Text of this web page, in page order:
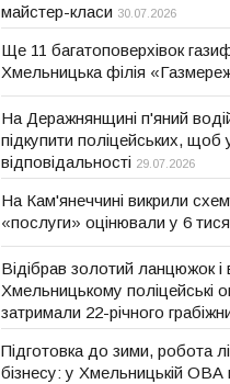
майстер-класи 30.07.2026
Ще 11 багатоповерхівок
Хмельницька філія
На Деражнянщині п'яний
підкупити поліцейських, щоб
відповідальності 29.07.2026
На Кам'янеччині викрили
«послуги» оцінювали у 6
Відібрав золотий ланцюжок і
Хмельницькому поліцейські
затримали 22-річного
Підготовка до зими, робота
бізнесу: у Хмельницькій ОВА